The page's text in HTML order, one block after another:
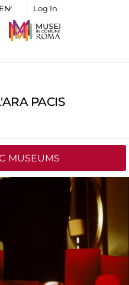
Log In
PACIS
MUSEUMS